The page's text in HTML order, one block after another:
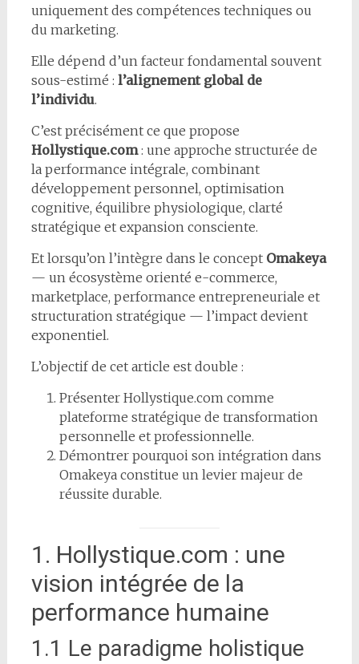
uniquement des compétences techniques ou
du marketing.
Elle dépend d’un facteur fondamental souvent
sous-estimé : l’alignement global de
l’individu.
C’est précisément ce que propose
Hollystique.com: une approche structurée de
la performance intégrale, combinant
développement personnel, optimisation
cognitive, équilibre physiologique, clarté
stratégique et expansion consciente.
Et lorsqu’on l’intègre dans le concept Omakeya
— un écosystème orienté e-commerce,
marketplace, performance entrepreneuriale et
structuration stratégique — l’impact devient
exponentiel.
L’objectif de cet article est double :
Présenter Hollystique.com comme
plateforme stratégique de transformation
personnelle et professionnelle.
Démontrer pourquoi son intégration dans
Omakeya constitue un levier majeur de
réussite durable.
1. Hollystique.com : une
vision intégrée de la
performance humaine
1.1 Le paradigme holistique